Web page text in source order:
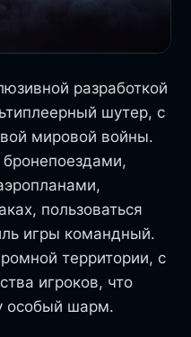
разработкой
шутер, с
мировой войны.
пользоваться
игры командный.
территории, с
игроков, что
особый шарм.